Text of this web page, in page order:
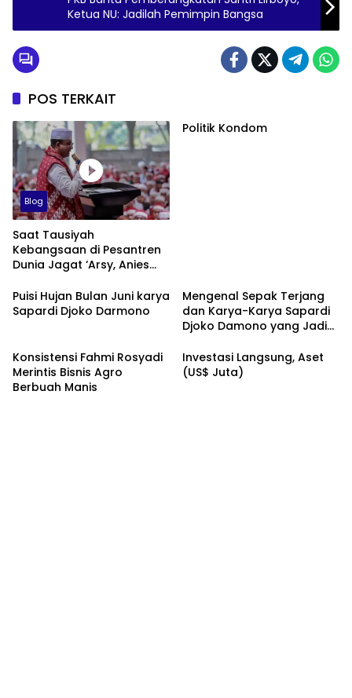
Ketua NU: Jadilah Pemimpin Bangsa
POS TERKAIT
Blog
Saat Tausiyah
Kebangsaan di Pesantren
Dunia Jagat ‘Arsy, Anies
Dukungan dari Abah Aos
Politik Kondom
Puisi Hujan Bulan Juni karya
Sapardi Djoko Darmono
Mengenal Sepak Terjang
dan Karya-Karya Sapardi
Djoko Damono yang Jadi
Konsistensi Fahmi Rosyadi
Merintis Bisnis Agro
Berbuah Manis
Investasi Langsung, Aset
(US$ Juta)